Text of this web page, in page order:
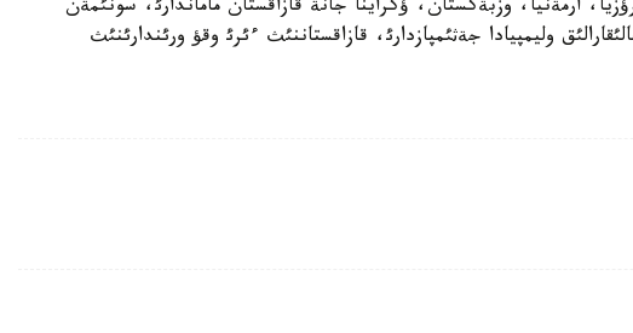
ارمةنيا، وزبةكستان، ؤكراينا جانة قازاقستان ماماندارئ، سونئمةن
وليمپيادا جةثئمپازدارئ، قازاقستاننئث ءئرئ وقؤ ورئندارئنئث